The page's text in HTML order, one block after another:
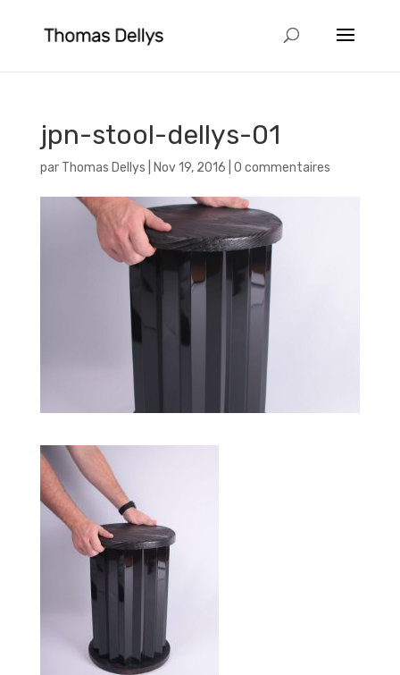
jpn-stool-dellys-01
par Thomas Dellys Nov 19, 2016 0 commentaires